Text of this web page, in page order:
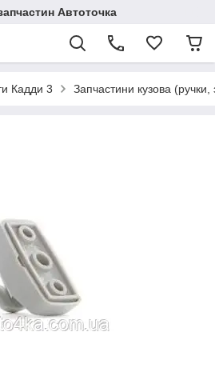
Автоточка
Кадди 3 Запчастини кузова